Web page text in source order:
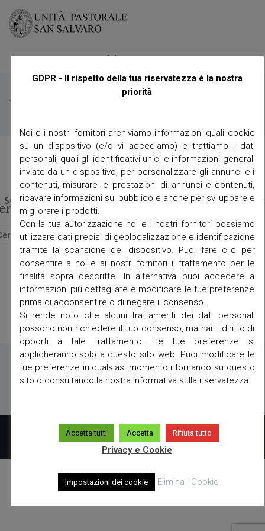
Menu≡
Tag:
we can’t find what you’re looking for.
searching can help.
Copyright 2019 powered by A23
GDPR - Il rispetto della tua riservatezza è la nostra
priorità
Noi e i nostri fornitori archiviamo informazioni quali cookie
su un dispositivo (e/o vi accediamo) e trattiamo i dati
personali, quali gli identificativi unici e informazioni generali
inviate da un dispositivo, per personalizzare gli annunci e i
contenuti, misurare le prestazioni di annunci e contenuti,
ricavare informazioni sul pubblico e anche per sviluppare e
migliorare i prodotti.
Con la tua autorizzazione noi e i nostri fornitori possiamo
utilizzare dati precisi di geolocalizzazione e identificazione
tramite la scansione del dispositivo. Puoi fare clic per
consentire a noi e ai nostri fornitori il trattamento per le
finalità sopra descritte. In alternativa puoi accedere a
informazioni più dettagliate e modificare le tue preferenze
prima di acconsentire o di negare il consenso.
Si rende noto che alcuni trattamenti dei dati personali
possono non richiedere il tuo consenso, ma hai il diritto di
opporti a tale trattamento. Le tue preferenze si
applicheranno solo a questo sito web. Puoi modificare le
tue preferenze in qualsiasi momento ritornando su questo
sito o consultando la nostra informativa sulla riservatezza.
Accetta tutti Accetta Rifiuta tutto
Privacy e Cookie
Impostazioni dei cookie Elimina i Cookie